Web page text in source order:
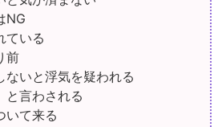
NG
ている
前
いと浮気を疑われる
言わされる
いて来る